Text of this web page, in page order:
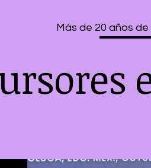
Más de 20 años